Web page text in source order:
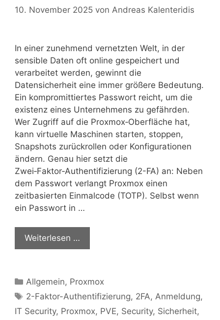
10. November 2025 von Andreas Kalenteridis
In einer zunehmend vernetzten Welt, in der
sensible Daten oft online gespeichert und
verarbeitet werden, gewinnt die
Datensicherheit eine immer größere Bedeutung.
Ein kompromittiertes Passwort reicht, um die
existenz eines Unternehmens zu gefährden.
Wer Zugriff auf die Proxmox‑Oberfläche hat,
kann virtuelle Maschinen starten, stoppen,
Snapshots zurückrollen oder Konfigurationen
ändern. Genau hier setzt die
Zwei‑Faktor‑Authentifizierung (2-FA) an: Neben
dem Passwort verlangt Proxmox einen
zeitbasierten Einmalcode (TOTP). Selbst wenn
ein Passwort in …
Weiterlesen …
Kategorien
Allgemein, Proxmox
Schlagwörter
2-Faktor-Authentifizierung, 2FA, Anmeldung,
IT Security, Proxmox, PVE, Security, Sicherheit,